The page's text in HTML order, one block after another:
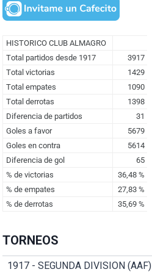
TORNEOS
1917 - SEGUNDA DIVISION (AAF)